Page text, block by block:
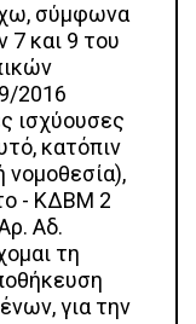
σύμφωνα
7 και 9 του
2016
ισχύουσες
κατόπιν
νομοθεσία),
- ΚΔΒΜ 2
Αδ.
τη
για την